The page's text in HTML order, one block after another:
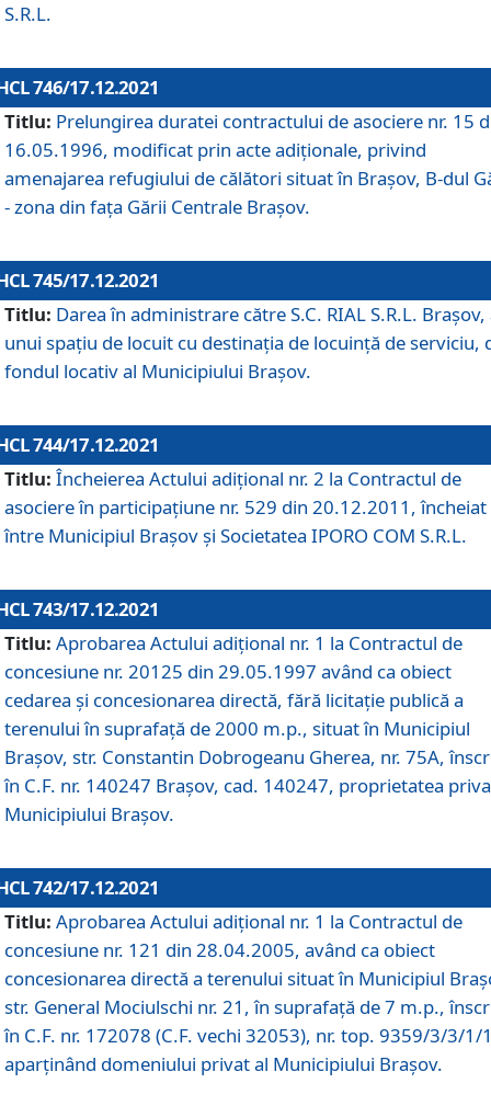
S.R.L.
746/17.12.2021
Titlu: Prelungirea duratei contractului de asociere nr. 15
16.05.1996, modificat prin acte adiționale, privind
amenajarea refugiului de călători situat în Brașov, B-dul
- zona din faţa Gării Centrale Brașov.
745/17.12.2021
Titlu: Darea în administrare către S.C. RIAL S.R.L. Brașov,
unui spațiu de locuit cu destinația de locuință de serviciu,
fondul locativ al Municipiului Brașov.
744/17.12.2021
Titlu: Încheierea Actului adițional nr. 2 la Contractul de
asociere în participațiune nr. 529 din 20.12.2011, încheiat
între Municipiul Brașov și Societatea IPORO COM S.R.L.
743/17.12.2021
Titlu: Aprobarea Actului adiţional nr. 1 la Contractul de
concesiune nr. 20125 din 29.05.1997 având ca obiect
cedarea și concesionarea directă, fără licitație publică a
terenului în suprafață de 2000 m.p., situat în Municipiul
Brașov, str. Constantin Dobrogeanu Gherea, nr. 75A,
în C.F. nr. 140247 Brașov, cad. 140247, proprietatea
Municipiului Brașov.
742/17.12.2021
Titlu: Aprobarea Actului adiţional nr. 1 la Contractul de
concesiune nr. 121 din 28.04.2005, având ca obiect
concesionarea directă a terenului situat în Municipiul
str. General Mociulschi nr. 21, în suprafață de 7 m.p.,
în C.F. nr. 172078 (C.F. vechi 32053), nr. top. 9359/3/3/1/
aparținând domeniului privat al Municipiului Brașov.